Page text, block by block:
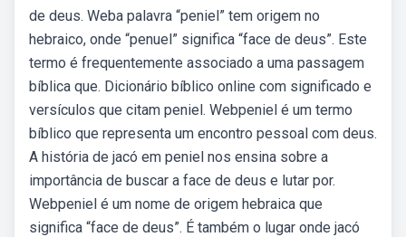
de deus. Weba palavra “peniel” tem origem no
hebraico, onde “penuel” significa “face de deus”. Este
termo é frequentemente associado a uma passagem
bíblica que. Dicionário bíblico online com significado e
versículos que citam peniel. Webpeniel é um termo
bíblico que representa um encontro pessoal com deus.
A história de jacó em peniel nos ensina sobre a
importância de buscar a face de deus e lutar por.
Webpeniel é um nome de origem hebraica que
significa “face de deus”. É também o lugar onde jacó